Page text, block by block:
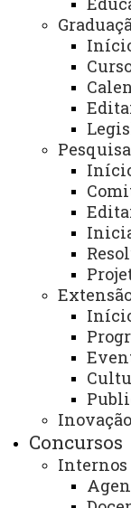
Pesquisa
Inovação
Concursos
Internos
de
Índice da
Órgãos de
Secretarias
Índice da
Assessorias/
ARI -
Tradução -
de Relações
Internacionais
ARI -